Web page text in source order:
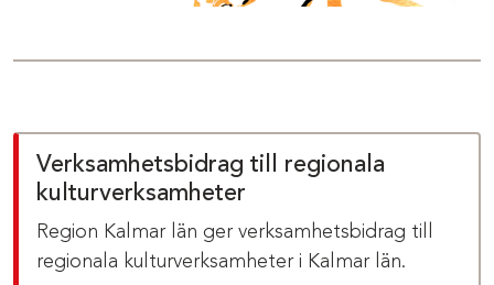
Verksamhetsbidrag till regionala
kulturverksamheter
Region Kalmar län ger verksamhetsbidrag till
regionala kulturverksamheter i Kalmar län.